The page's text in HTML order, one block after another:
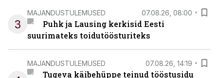
3
MAJANDUSTULEMUSED 07.08.26, 08:00
Puhk ja Lausing kerkisid Eesti
suurimateks toidutöösturiteks
MAJANDUSTULEMUSED 07.08.26, 14:19
Tugeva käibehüppe teinud tööstusidu